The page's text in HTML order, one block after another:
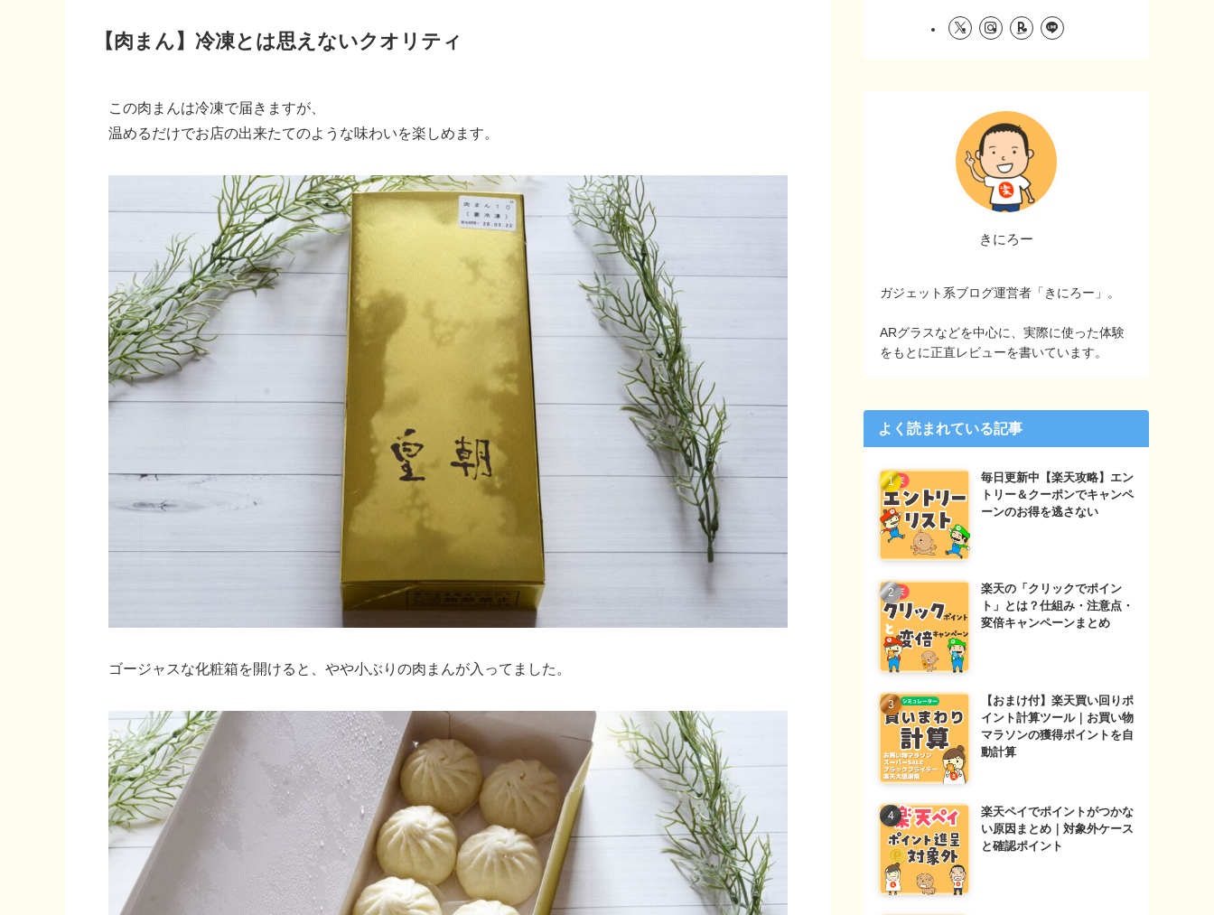
【肉まん】冷凍とは思えないクオリティ
この肉まんは冷凍で届きますが、
温めるだけでお店の出来たてのような味わいを楽しめます。
ゴージャスな化粧箱を開けると、やや小ぶりの肉まんが入ってました。
きにろー
ガジェット系ブログ運営者「きにろー」。
ARグラスなどを中心に、実際に使った体験
をもとに正直レビューを書いています。
よく読まれている記事
毎日更新中【楽天攻略】エン
トリー＆クーポンでキャンペ
ーンのお得を逃さない
楽天の「クリックでポイン
ト」とは？仕組み・注意点・
変倍キャンペーンまとめ
【おまけ付】楽天買い回りポ
イント計算ツール｜お買い物
マラソンの獲得ポイントを自
動計算
楽天ペイでポイントがつかな
い原因まとめ｜対象外ケース
と確認ポイント